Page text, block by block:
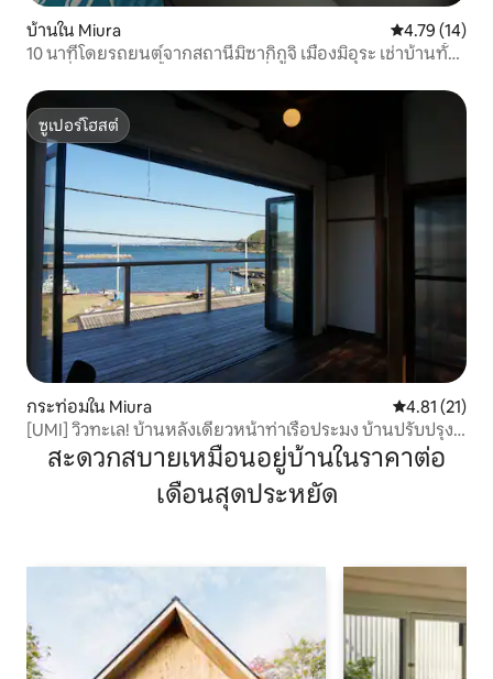
บ้านใน Miura คะแนนเฉลี่ย
4.79 (14)
10 นาทีโดยรถยนต์จากสถานีมิซากิกูจิ เมืองมิอุระ เช่าบ้านทั้ง
ซูเปอร์โฮสต์
ซูเปอร์โฮสต์
กระท่อมใน Miura คะแนนเฉลี่ย
4.81 (21)
[UMI] วิวทะเล! บ้านหลังเดียวหน้าท่าเรือประมง บ้านปรับปรุง
ใหม่ Hama-Moroiso DECK HOUSE
สะดวกสบายเหมือนอยู่บ้านในราคาต่อ
เดือนสุดประหยัด